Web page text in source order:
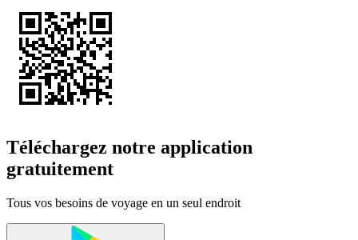
Téléchargez notre application
gratuitement
Tous vos besoins de voyage en un seul endroit